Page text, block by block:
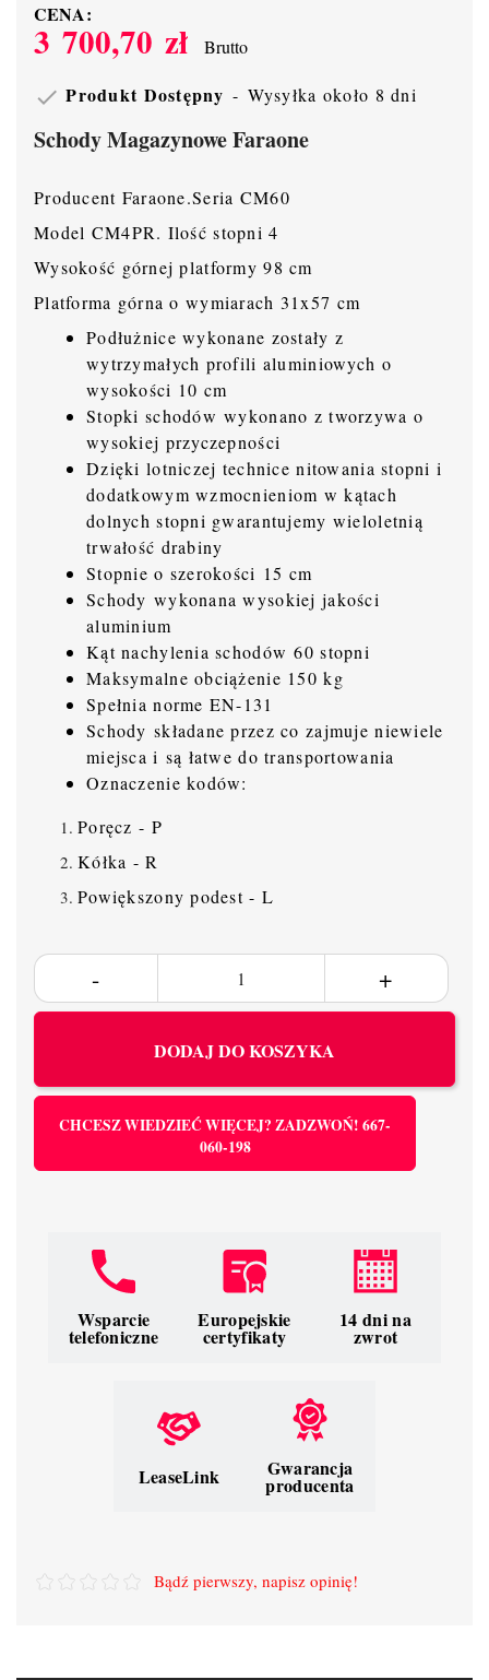
CENA:
3 700,70 zł Brutto
 Produkt Dostępny Wysyłka około 8 dni
Schody Magazynowe Faraone
Producent Faraone.Seria CM60
Model CM4PR. Ilość stopni 4
Wysokość górnej platformy 98 cm
Platforma górna o wymiarach 31x57 cm
Podłużnice wykonane zostały z
wytrzymałych profili aluminiowych o
wysokości 10 cm
Stopki schodów wykonano z tworzywa o
wysokiej przyczepności
Dzięki lotniczej technice nitowania stopni i
dodatkowym wzmocnieniom w kątach
dolnych stopni gwarantujemy wieloletnią
trwałość drabiny
Stopnie o szerokości 15 cm
Schody wykonana wysokiej jakości
aluminium
Kąt nachylenia schodów 60 stopni
Maksymalne obciążenie 150 kg
Spełnia norme EN-131
Schody składane przez co zajmuje niewiele
miejsca i są łatwe do transportowania
Oznaczenie kodów:
Poręcz - P
Kółka - R
Powiększony podest - L
DODAJ DO KOSZYKA
CHCESZ WIEDZIEĆ WIĘCEJ? ZADZWOŃ! 667-
060-198
Wsparcie
telefoniczne
Europejskie
certyfikaty
14 dni na
zwrot
LeaseLink Gwarancja
producenta
Bądź pierwszy, napisz opinię!